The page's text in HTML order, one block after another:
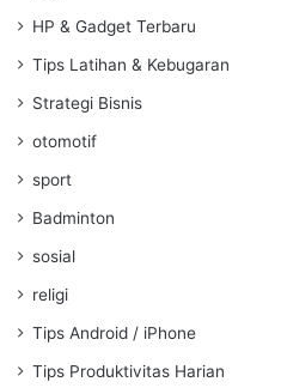
HP & Gadget Terbaru
Tips Latihan & Kebugaran
Strategi Bisnis
otomotif
sport
Badminton
sosial
religi
Tips Android / iPhone
Tips Produktivitas Harian